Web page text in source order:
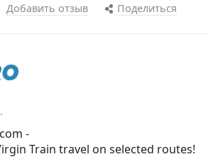
Добавить отзыв Поделиться
-
Train travel on selected routes!